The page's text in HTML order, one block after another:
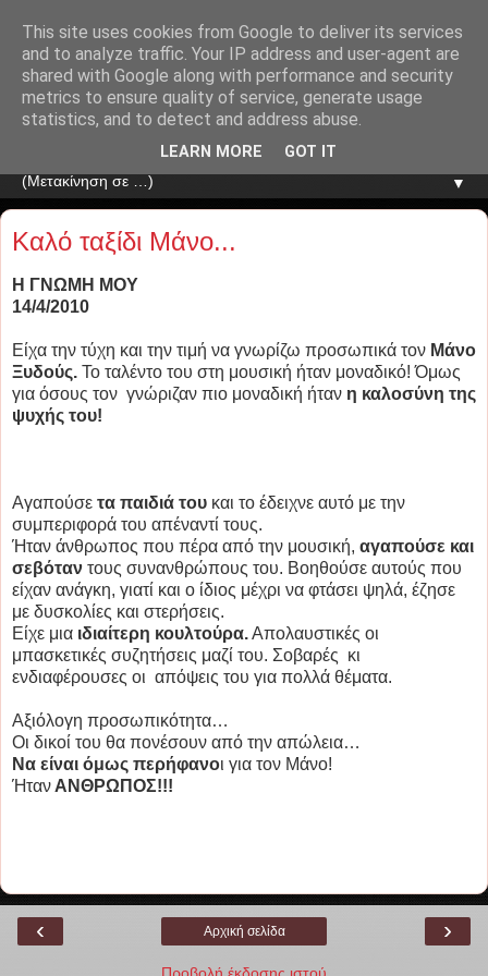
▼
Καλό ταξίδι Μάνο...
Η ΓΝΩΜΗ ΜΟΥ
14/4/2010
Είχα την τύχη και την τιμή να γνωρίζω προσωπικά τον Μάνο
Ξυδούς. Το ταλέντο του στη μουσική ήταν μοναδικό! Όμως
για όσους τον γνώριζαν πιο μοναδική ήταν η καλοσύνη της
ψυχής του!
Αγαπούσε τα παιδιά του και το έδειχνε αυτό με την
συμπεριφορά του απέναντί τους.
Ήταν άνθρωπος που πέρα από την μουσική, αγαπούσε και
σεβόταν τους συνανθρώπους του. Βοηθούσε αυτούς που
είχαν ανάγκη, γιατί και ο ίδιος μέχρι να φτάσει ψηλά, έζησε
με δυσκολίες και στερήσεις.
Είχε μια ιδιαίτερη κουλτούρα.Απολαυστικές οι
μπασκετικές συζητήσεις μαζί του. Σοβαρές κι
ενδιαφέρουσες οι απόψεις του για πολλά θέματα.
Αξιόλογη προσωπικότητα…
Οι δικοί του θα πονέσουν από την απώλεια…
Να είναι όμως περήφανοι για τον Μάνο!
Ήταν ΑΝΘΡΩΠΟΣ!!!
‹ ›
Αρχική σελίδα
This site uses cookies from Google to deliver its services
and to analyze traffic. Your IP address and user-agent are
shared with Google along with performance and security
metrics to ensure quality of service, generate usage
statistics, and to detect and address abuse.
LEARN MORE GOT IT